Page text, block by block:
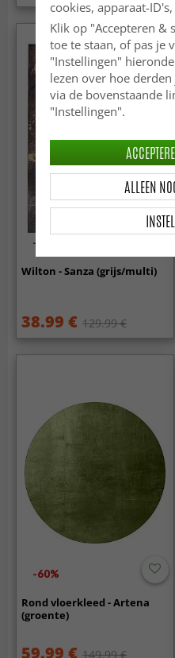
-70%
Wilton - Sanza (grijs/multi)
38.99 € 129.99 €
-60%
Rond vloerkleed - Artena
(groente)
59.99 € 149.99 €
cookies, apparaat-ID's,
Klik op "Accepteren &
toe te staan, of pas je
"Instellingen"
lezen over hoe
via de bovenstaande
"Instellingen".
ALLEEN